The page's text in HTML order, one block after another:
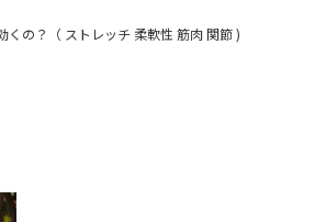
新
くの？（ ストレッチ 柔軟性 筋肉 関節 )